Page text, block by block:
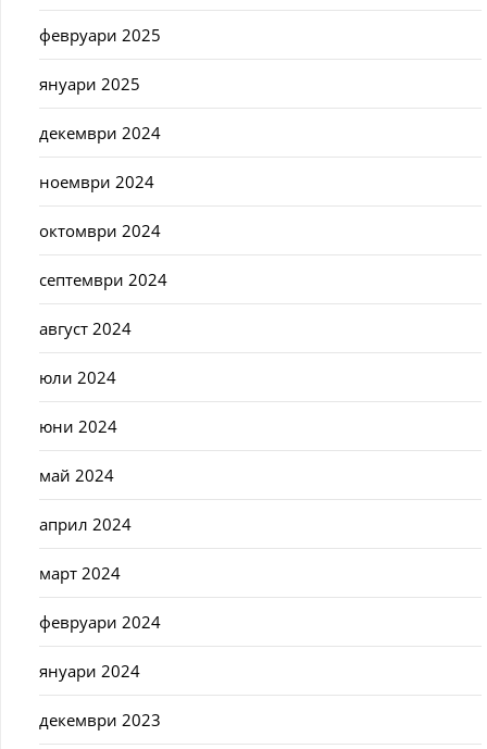
февруари 2025
януари 2025
декември 2024
ноември 2024
октомври 2024
септември 2024
август 2024
юли 2024
юни 2024
май 2024
април 2024
март 2024
февруари 2024
януари 2024
декември 2023